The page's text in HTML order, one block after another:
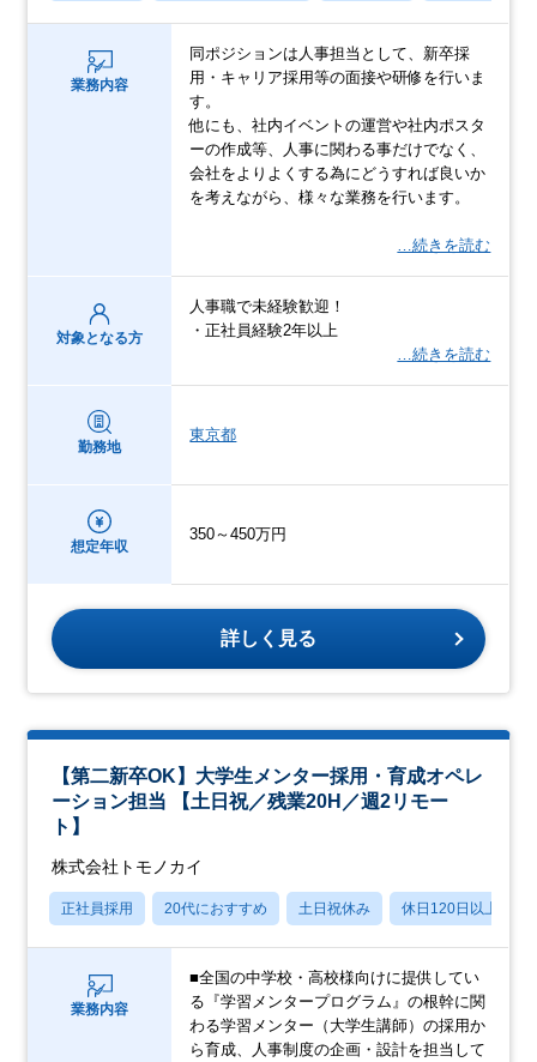
業務内容
同ポジションは人事担当として、新卒採
用・キャリア採用等の面接や研修を行いま
す。
他にも、社内イベントの運営や社内ポスタ
ーの作成等、人事に関わる事だけでなく、
会社をよりよくする為にどうすれば良いか
を考えながら、様々な業務を行います。
…続きを読む
対象となる方
人事職で未経験歓迎！
・正社員経験2年以上
…続きを読む
勤務地
東京都
想定年収
350～450万円
詳しく見る
【第二新卒OK】大学生メンター採用・育成オペレ
ーション担当 【土日祝／残業20H／週2リモー
ト】
株式会社トモノカイ
正社員採用 20代におすすめ 土日祝休み 休日120日以上
業務内容
■全国の中学校・高校様向けに提供してい
る『学習メンタープログラム』の根幹に関
わる学習メンター（大学生講師）の採用か
ら育成、人事制度の企画・設計を担当して